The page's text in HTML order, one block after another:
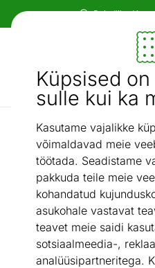
Küpsised
sulle kui ka
Kasutame vajalikke
võimaldavad meie
töötada. Seadistame
pakkuda teile meie
kohandatud
asukohale vastavat
teavet meie saidi
sotsiaalmeedia-,
analüüsipartneritega.
Paindlikud ja
Mööbel ja sisustus -
Otsi...
Uued tooted /